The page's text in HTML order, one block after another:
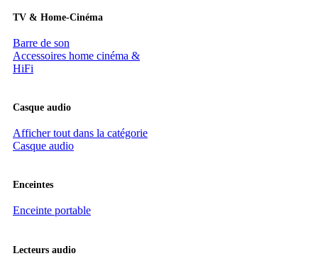
TV & Home-Cinéma
Barre de son
Accessoires home cinéma &
HiFi
Casque audio
Afficher tout dans la catégorie
Casque audio
Enceintes
Enceinte portable
Lecteurs audio